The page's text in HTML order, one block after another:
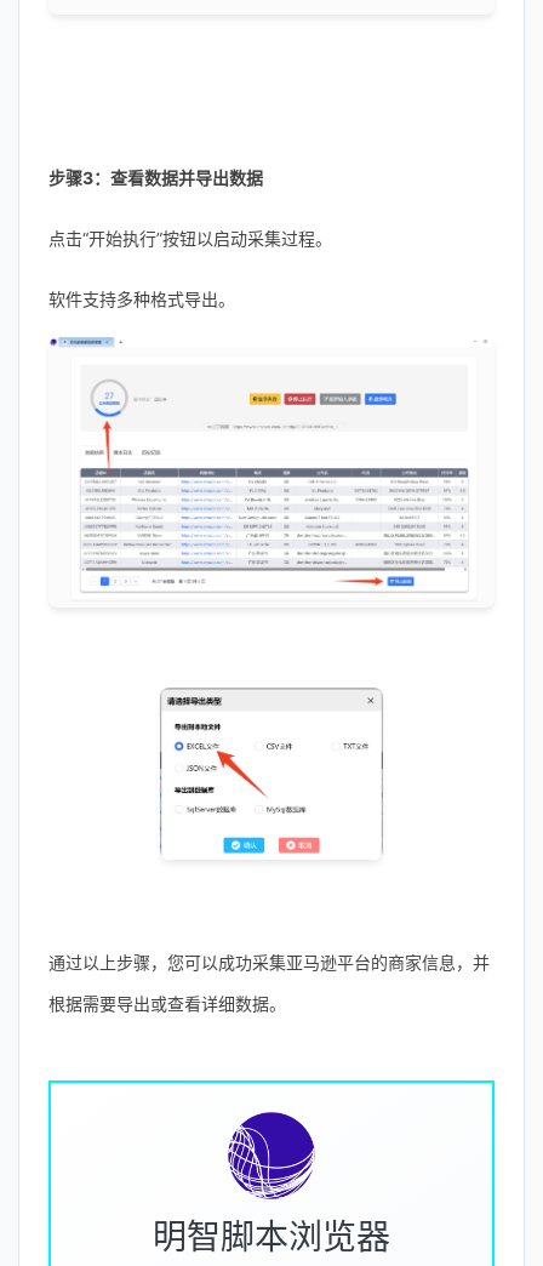
步骤3：查看数据并导出数据
点击“开始执行”按钮以启动采集过程。
软件支持多种格式导出。
通过以上步骤，您可以成功采集亚马逊平台的商家信息，并
根据需要导出或查看详细数据。
明智脚本浏览器